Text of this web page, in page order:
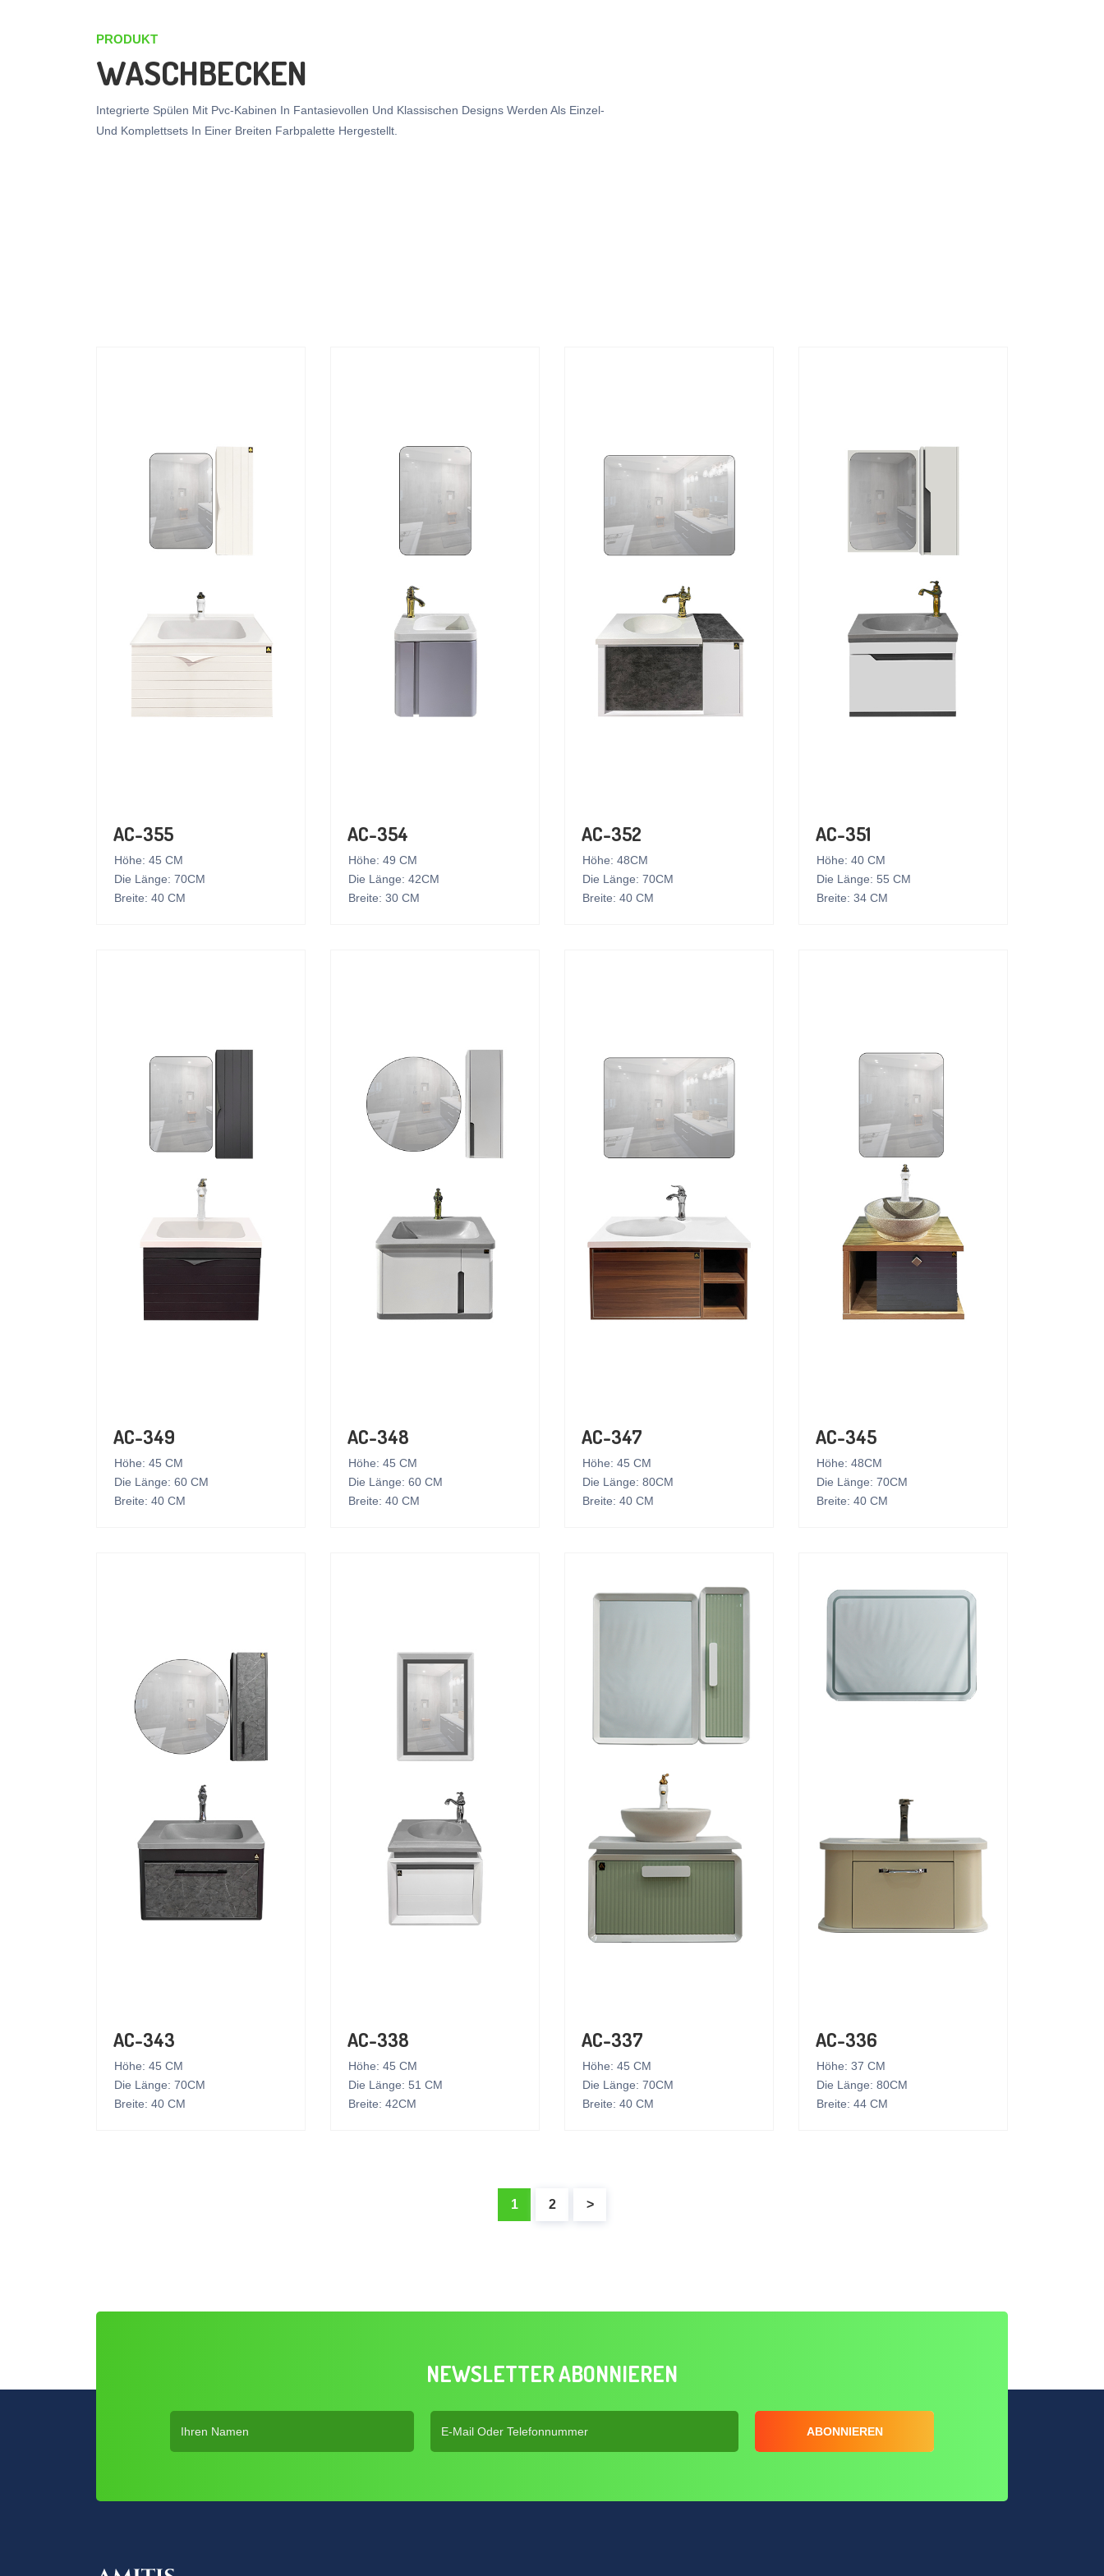
PRODUKT
WASCHBECKEN
Integrierte Spülen Mit Pvc-Kabinen In Fantasievollen Und Klassischen Designs Werden Als Einzel-
Und Komplettsets In Einer Breiten Farbpalette Hergestellt.
AC-355
Höhe: 45 CM
Die Länge: 70CM
Breite: 40 CM
AC-354
Höhe: 49 CM
Die Länge: 42CM
Breite: 30 CM
AC-352
Höhe: 48CM
Die Länge: 70CM
Breite: 40 CM
AC-351
Höhe: 40 CM
Die Länge: 55 CM
Breite: 34 CM
AC-349
Höhe: 45 CM
Die Länge: 60 CM
Breite: 40 CM
AC-348
Höhe: 45 CM
Die Länge: 60 CM
Breite: 40 CM
AC-347
Höhe: 45 CM
Die Länge: 80CM
Breite: 40 CM
AC-345
Höhe: 48CM
Die Länge: 70CM
Breite: 40 CM
AC-343
Höhe: 45 CM
Die Länge: 70CM
Breite: 40 CM
AC-338
Höhe: 45 CM
Die Länge: 51 CM
Breite: 42CM
AC-337
Höhe: 45 CM
Die Länge: 70CM
Breite: 40 CM
AC-336
Höhe: 37 CM
Die Länge: 80CM
Breite: 44 CM
1 2 >
NEWSLETTER ABONNIEREN
ABONNIEREN